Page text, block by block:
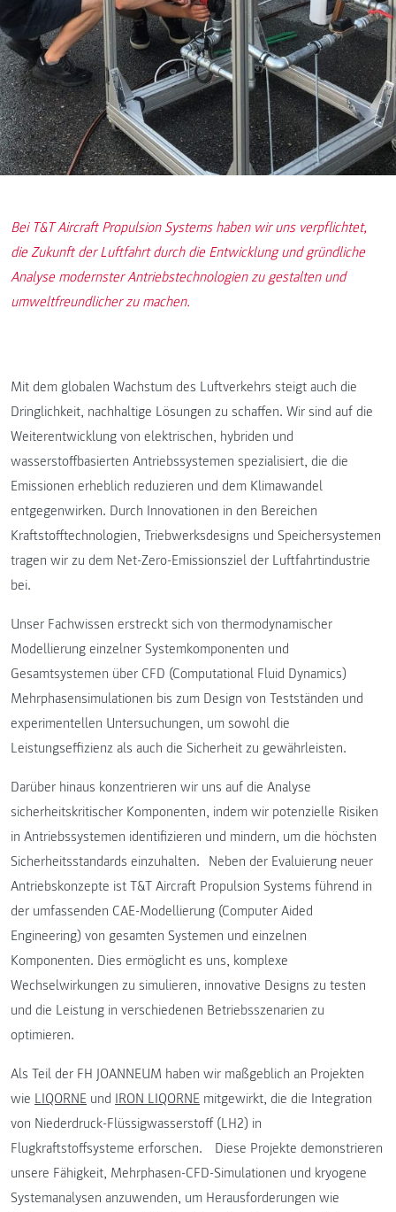
Bei T&T Aircraft Propulsion Systems haben wir uns verpflichtet,
die Zukunft der Luftfahrt durch die Entwicklung und gründliche
Analyse modernster Antriebstechnologien zu gestalten und
umweltfreundlicher zu machen.
Mit dem globalen Wachstum des Luftverkehrs steigt auch die
Dringlichkeit, nachhaltige Lösungen zu schaffen. Wir sind auf die
Weiterentwicklung von elektrischen, hybriden und
wasserstoffbasierten Antriebssystemen spezialisiert, die die
Emissionen erheblich reduzieren und dem Klimawandel
entgegenwirken. Durch Innovationen in den Bereichen
Kraftstofftechnologien, Triebwerksdesigns und Speichersystemen
tragen wir zu dem Net-Zero-Emissionsziel der Luftfahrtindustrie
bei.
Unser Fachwissen erstreckt sich von thermodynamischer
Modellierung einzelner Systemkomponenten und
Gesamtsystemen über CFD (Computational Fluid Dynamics)
Mehrphasensimulationen bis zum Design von Testständen und
experimentellen Untersuchungen, um sowohl die
Leistungseffizienz als auch die Sicherheit zu gewährleisten.
Darüber hinaus konzentrieren wir uns auf die Analyse
sicherheitskritischer Komponenten, indem wir potenzielle Risiken
in Antriebssystemen identifizieren und mindern, um die höchsten
Sicherheitsstandards einzuhalten. Neben der Evaluierung neuer
Antriebskonzepte ist T&T Aircraft Propulsion Systems führend in
der umfassenden CAE-Modellierung (Computer Aided
Engineering) von gesamten Systemen und einzelnen
Komponenten. Dies ermöglicht es uns, komplexe
Wechselwirkungen zu simulieren, innovative Designs zu testen
und die Leistung in verschiedenen Betriebsszenarien zu
optimieren.
Als Teil der FH JOANNEUM haben wir maßgeblich an Projekten
wie LIQORNE und IRON LIQORNE mitgewirkt, die die Integration
von Niederdruck-Flüssigwasserstoff (LH2) in
Flugkraftstoffsysteme erforschen. Diese Projekte demonstrieren
unsere Fähigkeit, Mehrphasen-CFD-Simulationen und kryogene
Systemanalysen anzuwenden, um Herausforderungen wie